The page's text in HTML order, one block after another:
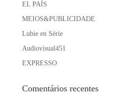
EL PAÍS
MEIOS&PUBLICIDADE
Lubie en Série
Audiovisual451
EXPRESSO
Comentários recentes